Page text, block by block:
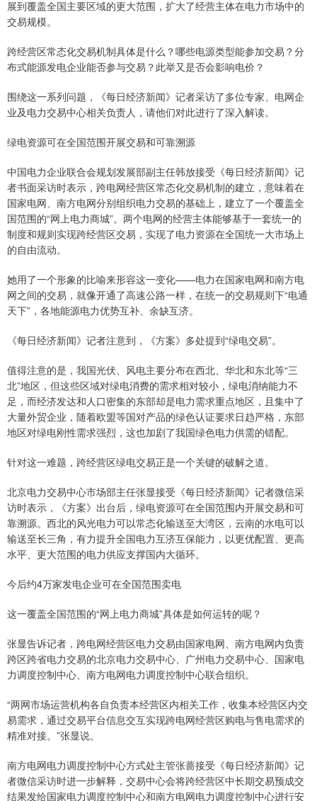
展到覆盖全国主要区域的更大范围，扩大了经营主体在电力市场中的
交易规模。
跨经营区常态化交易机制具体是什么？哪些电源类型能参加交易？分
布式能源发电企业能否参与交易？此举又是否会影响电价？
围绕这一系列问题，《每日经济新闻》记者采访了多位专家、电网企
业及电力交易中心相关负责人，请他们对此进行了深入解读。
绿电资源可在全国范围开展交易和可靠溯源
中国电力企业联合会规划发展部副主任韩放接受《每日经济新闻》记
者书面采访时表示，跨电网经营区常态化交易机制的建立，意味着在
国家电网、南方电网分别组织电力交易的基础上，建立了一个覆盖全
国范围的“网上电力商城”。两个电网的经营主体能够基于一套统一的
制度和规则实现跨经营区交易，实现了电力资源在全国统一大市场上
的自由流动。
她用了一个形象的比喻来形容这一变化——电力在国家电网和南方电
网之间的交易，就像开通了高速公路一样，在统一的交易规则下“电通
天下”，各地能源电力优势互补、余缺互济。
《每日经济新闻》记者注意到，《方案》多处提到“绿电交易”。
值得注意的是，我国光伏、风电主要分布在西北、华北和东北等“三
北”地区，但这些区域对绿电消费的需求相对较小，绿电消纳能力不
足，而经济发达和人口密集的东部却是电力需求重点地区，且集中了
大量外贸企业，随着欧盟等国对产品的绿色认证要求日趋严格，东部
地区对绿电刚性需求强烈，这也加剧了我国绿色电力供需的错配。
针对这一难题，跨经营区绿电交易正是一个关键的破解之道。
北京电力交易中心市场部主任张显接受《每日经济新闻》记者微信采
访时表示，《方案》出台后，绿电资源可在全国范围内开展交易和可
靠溯源。西北的风光电力可以常态化输送至大湾区，云南的水电可以
输送至长三角，有力提升全国电力互济互保能力，以更优配置、更高
水平、更大范围的电力供应支撑国内大循环。
今后约4万家发电企业可在全国范围卖电
这一覆盖全国范围的“网上电力商城”具体是如何运转的呢？
张显告诉记者，跨电网经营区电力交易由国家电网、南方电网内负责
跨区跨省电力交易的北京电力交易中心、广州电力交易中心、国家电
力调度控制中心、南方电网电力调度控制中心联合组织。
“两网市场运营机构各自负责本经营区内相关工作，收集本经营区内交
易需求，通过交易平台信息交互实现跨电网经营区购电与售电需求的
精准对接。”张显说。
南方电网电力调度控制中心方式处主管张蔷接受《每日经济新闻》记
者微信采访时进一步解释，交易中心会将跨经营区中长期交易预成交
结果发给国家电力调度控制中心和南方电网电力调度控制中心进行安